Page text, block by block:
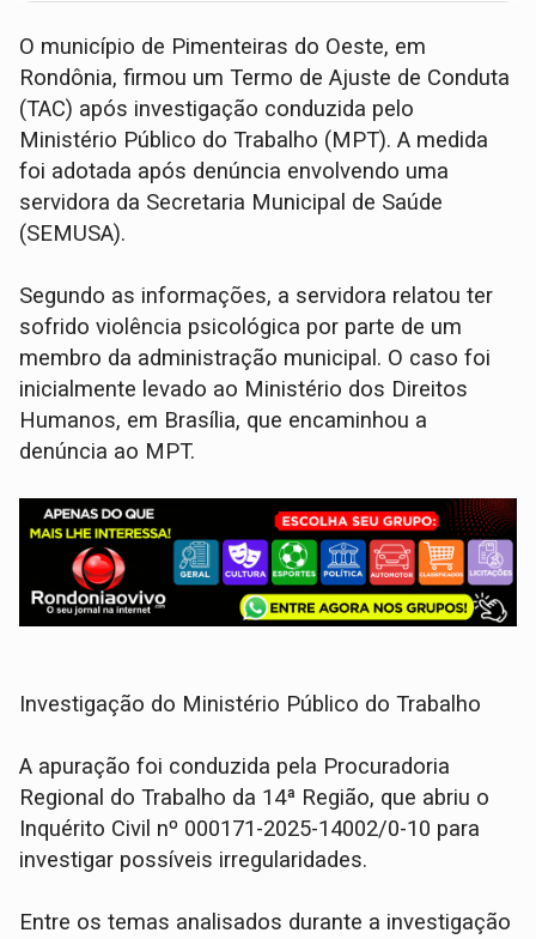
O município de Pimenteiras do Oeste, em
Rondônia, firmou um Termo de Ajuste de Conduta
(TAC) após investigação conduzida pelo
Ministério Público do Trabalho (MPT). A medida
foi adotada após denúncia envolvendo uma
servidora da Secretaria Municipal de Saúde
(SEMUSA).
Segundo as informações, a servidora relatou ter
sofrido violência psicológica por parte de um
membro da administração municipal. O caso foi
inicialmente levado ao Ministério dos Direitos
Humanos, em Brasília, que encaminhou a
denúncia ao MPT.
Investigação do Ministério Público do Trabalho
A apuração foi conduzida pela Procuradoria
Regional do Trabalho da 14ª Região, que abriu o
Inquérito Civil nº 000171-2025-14002/0-10 para
investigar possíveis irregularidades.
Entre os temas analisados durante a investigação